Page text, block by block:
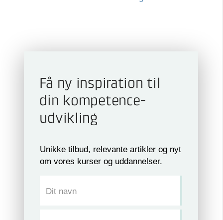
Få ny inspiration til
din kompetence­
udvikling
Unikke tilbud, relevante artikler og nyt
om vores kurser og uddannelser.
Dit navn